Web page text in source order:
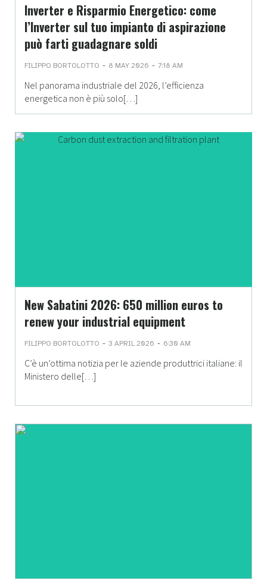
Inverter e Risparmio Energetico: come
l’Inverter sul tuo impianto di aspirazione
può farti guadagnare soldi
FILIPPO BORTOLOTTO - 8 MAY 2026 - 7:18 AM
Nel panorama industriale del 2026, l’efficienza
energetica non è più solo[…]
New Sabatini 2026: 650 million euros to
renew your industrial equipment
FILIPPO BORTOLOTTO - 3 APRIL 2026 - 6:30 AM
C’è un’ottima notizia per le aziende produttrici italiane: il
Ministero delle[…]